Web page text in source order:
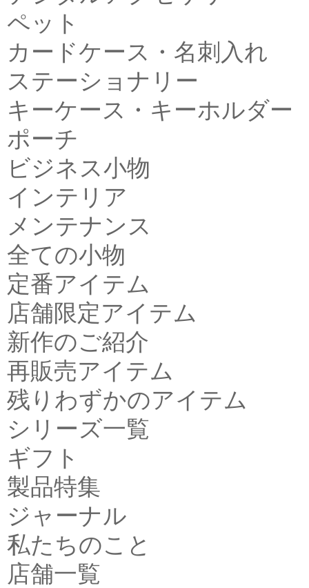
ペット
カードケース・名刺入れ
ステーショナリー
キーケース・キーホルダー
ポーチ
ビジネス小物
インテリア
メンテナンス
全ての小物
定番アイテム
店舗限定アイテム
新作のご紹介
再販売アイテム
残りわずかのアイテム
シリーズ一覧
ギフト
製品特集
ジャーナル
私たちのこと
店舗一覧